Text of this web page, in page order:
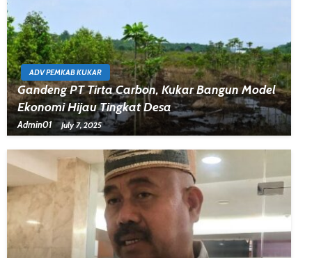
ADV PEMKAB KUKAR
Gandeng PT Tirta Carbon, Kukar Bangun Model
Ekonomi Hijau Tingkat Desa
Admin01 July 7, 2025